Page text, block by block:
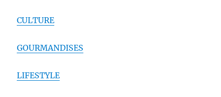
CULTURE
GOURMANDISES
LIFESTYLE